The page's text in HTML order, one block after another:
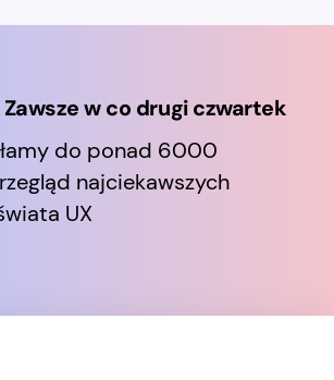
w co drugi czwartek
do ponad 6000
najciekawszych
UX